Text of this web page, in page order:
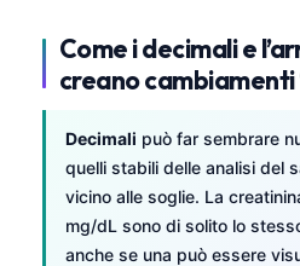
Come i decimali e
creano
Decimali può far sembrare
quelli stabili delle analisi del
vicino alle soglie. La
mg/dL sono di solito lo
anche se una può essere